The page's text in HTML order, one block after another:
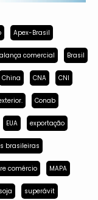
Apex-Brasil
comercial Brasil
China CNA CNI
Conab
EUA exportação
brasileiras
comércio MAPA
soja superávit